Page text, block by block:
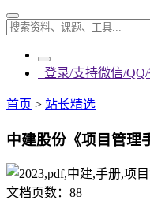
登录/支持微信/
首页 > 站长精选
中建股份《项目管理
文档页数： 88